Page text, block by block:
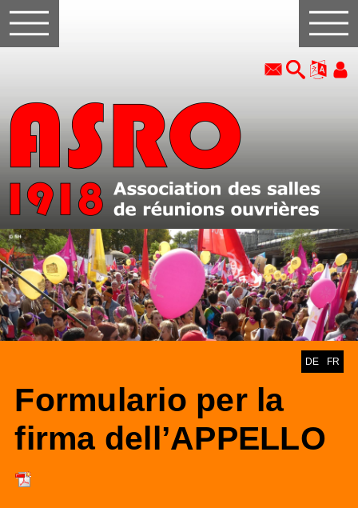
DE FR
Formulario per la
firma dell’APPELLO